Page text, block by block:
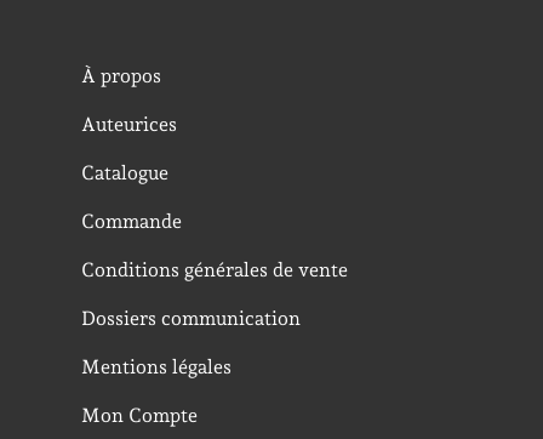
À propos
Auteurices
Catalogue
Commande
Conditions générales de vente
Dossiers communication
Mentions légales
Mon Compte